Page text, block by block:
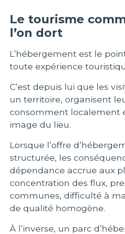
Le tourisme
l’on dort
L’hébergement est le
toute expérience
C’est depuis lui que les
un territoire, organisent
consomment localement
image du lieu.
Lorsque l’offre
structurée, les
dépendance accrue aux
concentration des flux,
communes, difficulté à
de qualité homogène.
À l’inverse, un parc